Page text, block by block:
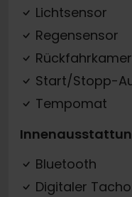
Lichtsensor
Regensensor
Start/Stopp-
Tempomat
Bluetooth
Digitaler Tacho